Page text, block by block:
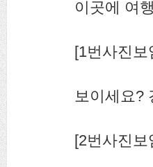
이곳에 여
[1번사진보
보이세요?
[2번사진보